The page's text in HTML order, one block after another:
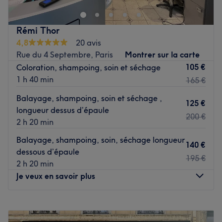
dédié aux hommes en quête de style et de soins de
qualité.
Transport public le plus proche
Le métro Lamarck - Caulaincourt est situé uniquement à
une minute à pied du salon, desservi par la ligne.
C'est Khoudir qui vous accueille chaleureusement dans ce
salon.
Nos coups de cœur :
L’atmosphère : un cadre soigné et chaleureux.
Les spécialités de l’établissement : les coupes et les soins
capillaires.
La marque utilisée : Wahl.
Rémi Thor
4,8
20 avis
Rue du 4 Septembre, Paris
Montrer sur la carte
Coloration, shampoing, soin et séchage
1 h 40 min
105 €
165 €
Balayage, shampoing, soin et séchage ,
longueur dessus d’épaule
2 h 20 min
125 €
200 €
Balayage, shampoing, soin, séchage longueur
dessous d’épaule
2 h 20 min
140 €
195 €
Je veux en savoir plus
Mardi
10:30–19:00